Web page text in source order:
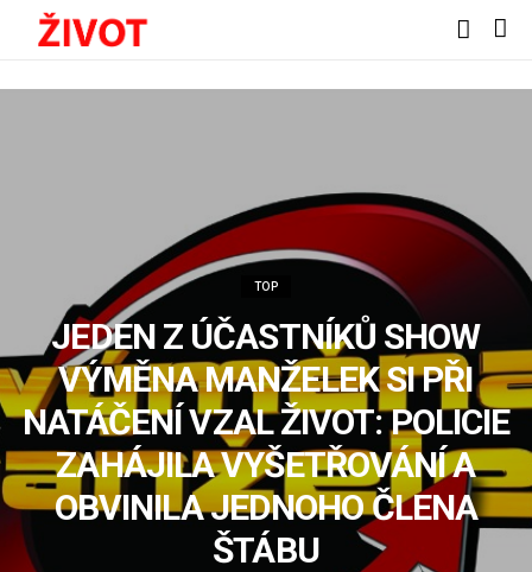
TOP
JEDEN Z ÚČASTNÍKŮ SHOW
VÝMĚNA MANŽELEK SI PŘI
NATÁČENÍ VZAL ŽIVOT: POLICIE
ZAHÁJILA VYŠETŘOVÁNÍ A
OBVINILA JEDNOHO ČLENA
ŠTÁBU